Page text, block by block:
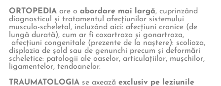
ORTOPEDIA are o abordare mai largă, cuprinzând
diagnosticul și tratamentul afecțiunilor sistemului
musculo-scheletal, incluzând aici: afecțiuni cronice (de
lungă durată), cum ar fi coxartroza și gonartroza,
afecțiuni congenitale (prezente de la naștere): scolioza,
displazia de șold sau de genunchi precum și deformări
scheletice: patologii ale oaselor, articulațiilor, mușchilor,
ligamentelor, tendoanelor.
TRAUMATOLOGIA se axează exclusiv pe leziunile